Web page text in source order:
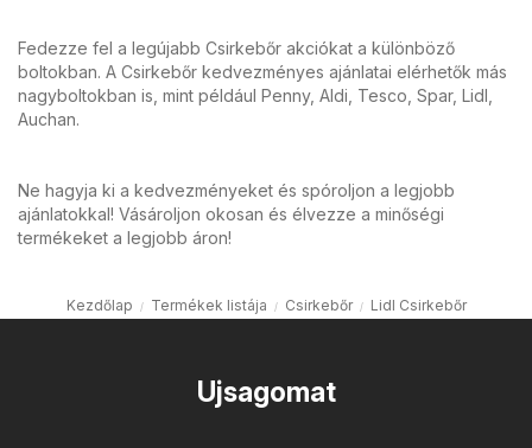
Fedezze fel a legújabb Csirkebőr akciókat a különböző
boltokban. A Csirkebőr kedvezményes ajánlatai elérhetők más
nagyboltokban is, mint például Penny, Aldi, Tesco, Spar, Lidl,
Auchan.
Ne hagyja ki a kedvezményeket és spóroljon a legjobb
ajánlatokkal! Vásároljon okosan és élvezze a minőségi
termékeket a legjobb áron!
Kezdőlap Termékek listája Csirkebőr Lidl Csirkebőr
Ujsagomat